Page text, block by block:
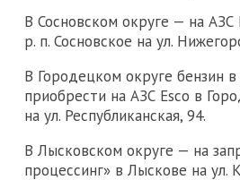
В Сосновском округе — на АЗС
р. п. Сосновское на ул.
В Городецком округе бензин
приобрести на АЗС Esco в
на ул. Республиканская, 94.
В Лысковском округе — на
процессинг» в Лыскове на ул.